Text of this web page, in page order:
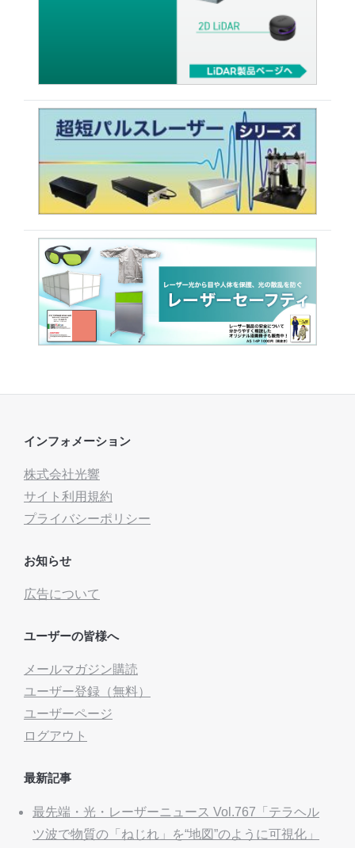
インフォメーション
株式会社光響
サイト利用規約
プライバシーポリシー
お知らせ
広告について
ユーザーの皆様へ
メールマガジン購読
ユーザー登録（無料）
ユーザーページ
ログアウト
最新記事
最先端・光・レーザーニュース Vol.767「テラヘル
ツ波で物質の「ねじれ」を“地図”のように可視化」